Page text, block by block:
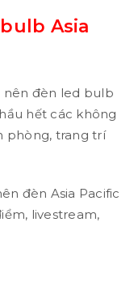
Asia
nên đèn led bulb
hết các không
phòng, trang trí
đèn Asia Pacific
livestream,